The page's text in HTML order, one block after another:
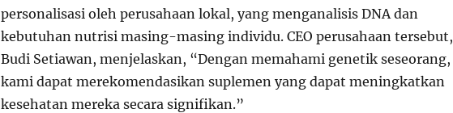
personalisasi oleh perusahaan lokal, yang menganalisis DNA dan
kebutuhan nutrisi masing-masing individu. CEO perusahaan tersebut,
Budi Setiawan, menjelaskan, “Dengan memahami genetik seseorang,
kami dapat merekomendasikan suplemen yang dapat meningkatkan
kesehatan mereka secara signifikan.”